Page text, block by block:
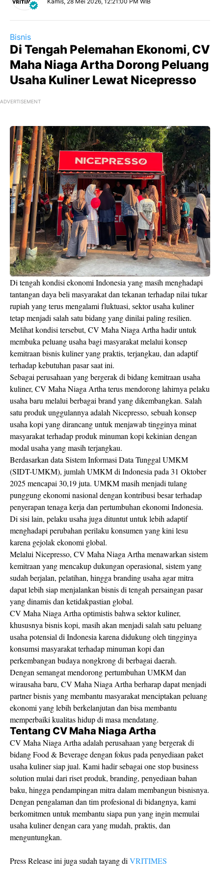
Bisnis
Di Tengah Pelemahan Ekonomi, CV
Maha Niaga Artha Dorong Peluang
Usaha Kuliner Lewat Nicepresso
ADVERTISEMENT
Di tengah kondisi ekonomi Indonesia yang masih menghadapi
tantangan daya beli masyarakat dan tekanan terhadap nilai tukar
rupiah yang terus mengalami fluktuasi, sektor usaha kuliner
tetap menjadi salah satu bidang yang dinilai paling resilien.
Melihat kondisi tersebut, CV Maha Niaga Artha hadir untuk
membuka peluang usaha bagi masyarakat melalui konsep
kemitraan bisnis kuliner yang praktis, terjangkau, dan adaptif
terhadap kebutuhan pasar saat ini.
Sebagai perusahaan yang bergerak di bidang kemitraan usaha
kuliner, CV Maha Niaga Artha terus mendorong lahirnya pelaku
usaha baru melalui berbagai brand yang dikembangkan. Salah
satu produk unggulannya adalah Nicepresso, sebuah konsep
usaha kopi yang dirancang untuk menjawab tingginya minat
masyarakat terhadap produk minuman kopi kekinian dengan
modal usaha yang masih terjangkau.
Berdasarkan data Sistem Informasi Data Tunggal UMKM
(SIDT-UMKM), jumlah UMKM di Indonesia pada 31 Oktober
2025 mencapai 30,19 juta. UMKM masih menjadi tulang
punggung ekonomi nasional dengan kontribusi besar terhadap
penyerapan tenaga kerja dan pertumbuhan ekonomi Indonesia.
Di sisi lain, pelaku usaha juga dituntut untuk lebih adaptif
menghadapi perubahan perilaku konsumen yang kini lesu
karena gejolak ekonomi global.
Melalui Nicepresso, CV Maha Niaga Artha menawarkan sistem
kemitraan yang mencakup dukungan operasional, sistem yang
sudah berjalan, pelatihan, hingga branding usaha agar mitra
dapat lebih siap menjalankan bisnis di tengah persaingan pasar
yang dinamis dan ketidakpastian global.
CV Maha Niaga Artha optimistis bahwa sektor kuliner,
khususnya bisnis kopi, masih akan menjadi salah satu peluang
usaha potensial di Indonesia karena didukung oleh tingginya
konsumsi masyarakat terhadap minuman kopi dan
perkembangan budaya nongkrong di berbagai daerah.
Dengan semangat mendorong pertumbuhan UMKM dan
wirausaha baru, CV Maha Niaga Artha berharap dapat menjadi
partner bisnis yang membantu masyarakat menciptakan peluang
ekonomi yang lebih berkelanjutan dan bisa membantu
memperbaiki kualitas hidup di masa mendatang.
Tentang CV Maha Niaga Artha
CV Maha Niaga Artha adalah perusahaan yang bergerak di
bidang Food & Beverage dengan fokus pada penyediaan paket
usaha kuliner siap jual. Kami hadir sebagai one stop business
solution mulai dari riset produk, branding, penyediaan bahan
baku, hingga pendampingan mitra dalam membangun bisnisnya.
Dengan pengalaman dan tim profesional di bidangnya, kami
berkomitmen untuk membantu siapa pun yang ingin memulai
usaha kuliner dengan cara yang mudah, praktis, dan
menguntungkan.
Press Release ini juga sudah tayang di VRITIMES